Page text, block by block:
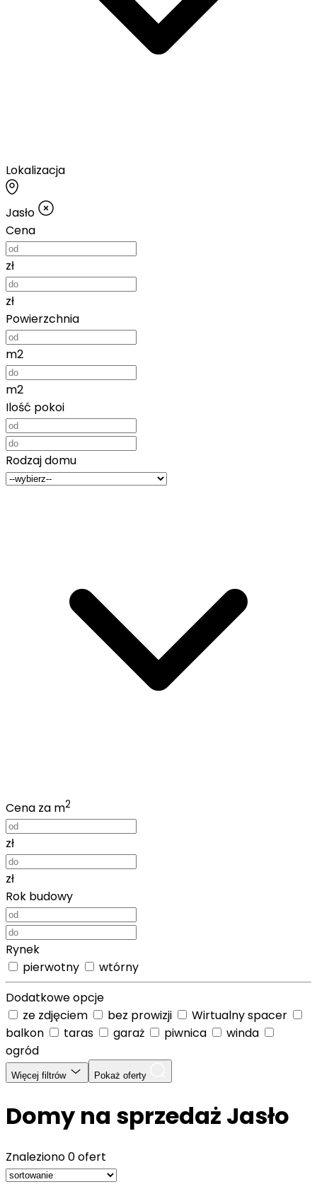
Lokalizacja
Jasło
Cena
zł
zł
Powierzchnia
m2
m2
Ilość pokoi
Rodzaj domu
Cena za m2
zł
zł
Rok budowy
Rynek
pierwotny
wtórny
Dodatkowe opcje
ze zdjęciem
bez prowizji
Wirtualny spacer
balkon
taras garaż piwnica
winda
ogród
Więcej filtrów Pokaż oferty
Domy na sprzedaż Jasło
Znaleziono0 ofert